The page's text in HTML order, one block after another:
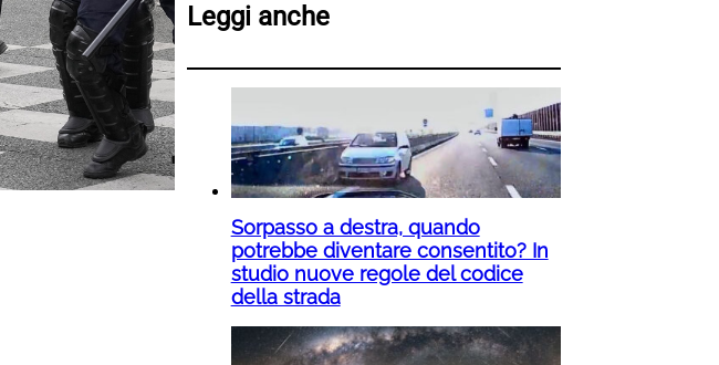
Leggi anche
Sorpasso a destra, quando
potrebbe diventare consentito? In
studio nuove regole del codice
della strada